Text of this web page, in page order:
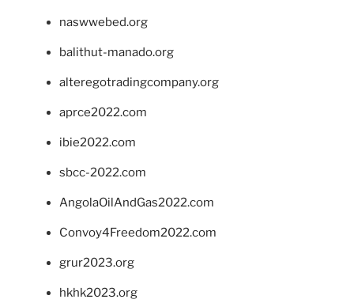
naswwebed.org
balithut-manado.org
alteregotradingcompany.org
aprce2022.com
ibie2022.com
sbcc-2022.com
AngolaOilAndGas2022.com
Convoy4Freedom2022.com
grur2023.org
hkhk2023.org